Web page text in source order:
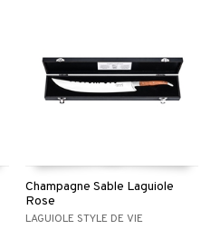
Champagne Sable Laguiole
Rose
LAGUIOLE STYLE DE VIE